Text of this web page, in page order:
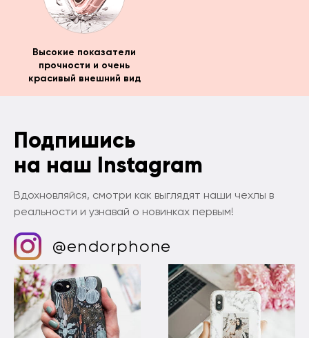
Высокие показатели
прочности и очень
красивый внешний вид
Подпишись
на наш Instagram
Вдохновляйся, смотри как выглядят наши чехлы в
реальности и узнавай о новинках первым!
@endorphone